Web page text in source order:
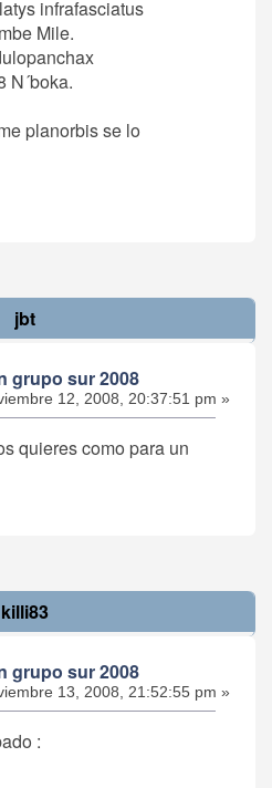
infrafasciatus
Mile.
N´boka.
planorbis se lo
jbt
grupo sur 2008
12, 2008, 20:37:51 pm »
quieres como para un
killi83
grupo sur 2008
13, 2008, 21:52:55 pm »
: